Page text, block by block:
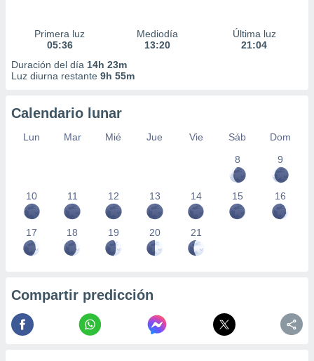
Primera luz
05:36
Mediodía
13:20
Última luz
21:04
Duración del día 14h 23m
Luz diurna restante 9h 55m
Calendario lunar
Lun Mar Mié Jue Vie Sáb
Dom
8
9
10 11 12 13 14 15 16
17 18 19 20 21
Compartir predicción